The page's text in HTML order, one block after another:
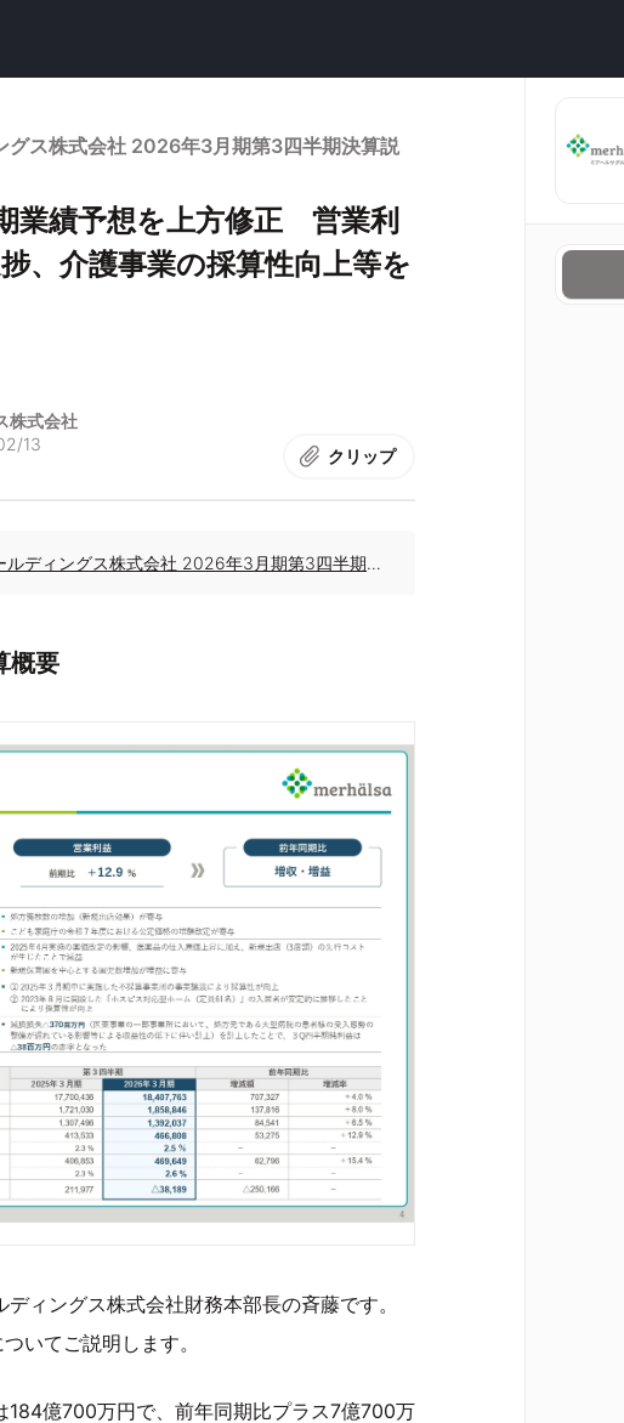
グス株式会社 2026年3月期第3四半期決算説
業績予想を上方修正 営業利
、介護事業の採算性向上等を
株式会社
13
クリップ
ミアヘルサホールディングス株式会社 2026年3月期第3四半期決算説明
概要
ディングス株式会社財務本部長の斉藤です。
いてご説明します。
184億700万円で、前年同期比プラス7億700万